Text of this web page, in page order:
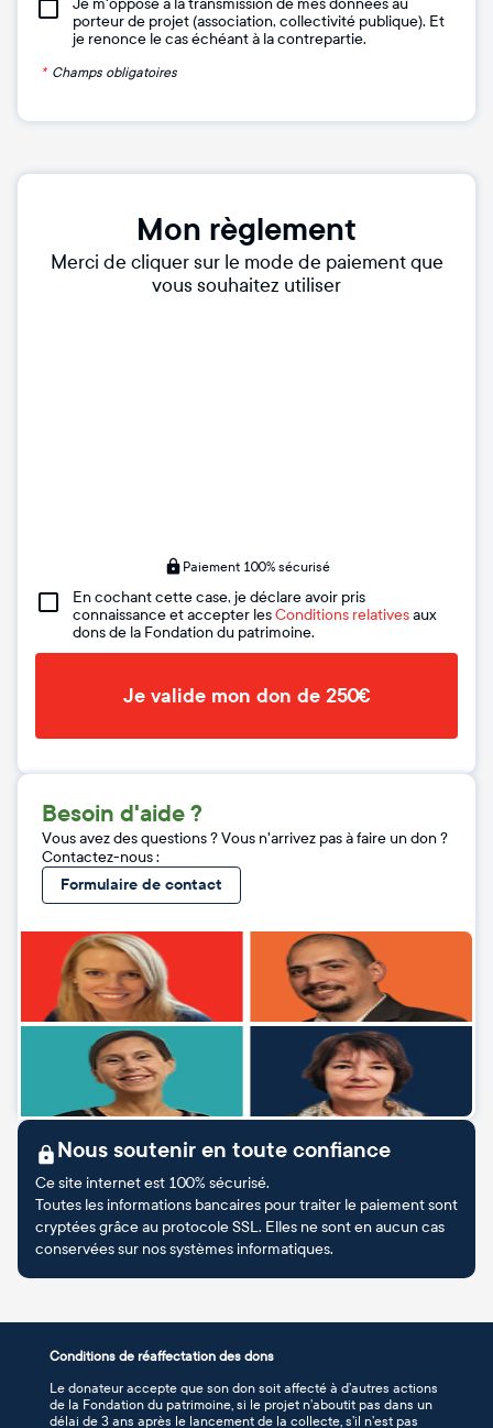
Je m'oppose à la transmission de mes données au
porteur de projet (association, collectivité publique). Et
je renonce le cas échéant à la contrepartie.
* Champs obligatoires
Mon règlement
Merci de cliquer sur le mode de paiement que
vous souhaitez utiliser
Paiement 100% sécurisé
En cochant cette case, je déclare avoir pris
connaissance et accepter lesConditions relativesaux
dons de la Fondation du patrimoine.
Je valide mon don de 250€
Besoin d'aide ?
Vous avez des questions ? Vous n'arrivez pas à faire un don ?
Contactez-nous :
Formulaire de contact
Nous soutenir en toute confiance
Ce site internet est 100% sécurisé.
Toutes les informations bancaires pour traiter le paiement sont
cryptées grâce au protocole SSL. Elles ne sont en aucun cas
conservées sur nos systèmes informatiques.
Conditions de réaffectation des dons
Le donateur accepte que son don soit affecté à d’autres actions
de la Fondation du patrimoine, si le projet n’aboutit pas dans un
délai de 3 ans après le lancement de la collecte, s’il n’est pas